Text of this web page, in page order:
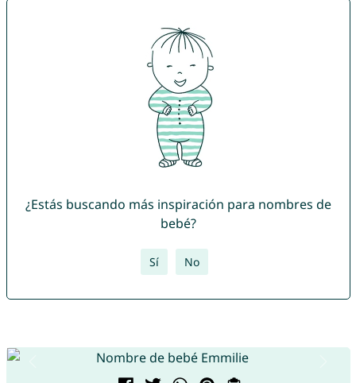
¿Estás buscando más inspiración para nombres de
bebé?
Sí No